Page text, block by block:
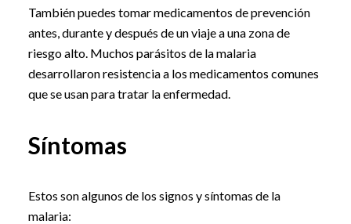
También puedes tomar medicamentos de prevención
antes, durante y después de un viaje a una zona de
riesgo alto. Muchos parásitos de la malaria
desarrollaron resistencia a los medicamentos comunes
que se usan para tratar la enfermedad.
Síntomas
Estos son algunos de los signos y síntomas de la
malaria: